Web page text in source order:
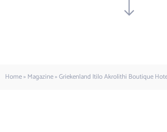
Home»Magazine»Griekenland Itilo Akrolithi Boutique